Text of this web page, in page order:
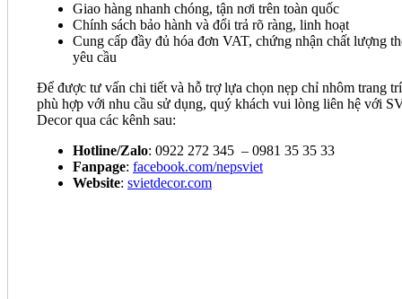
Giao hàng nhanh chóng, tận nơi trên toàn quốc
Chính sách bảo hành và đổi trả rõ ràng, linh hoạt
Cung cấp đầy đủ hóa đơn VAT, chứng nhận chất lượng
yêu cầu
Để được tư vấn chi tiết và hỗ trợ lựa chọn nẹp chỉ nhôm trang trí
phù hợp với nhu cầu sử dụng, quý khách vui lòng liên hệ với
Decor qua các kênh sau:
Hotline/Zalo: 0922 272 345 – 0981 35 35 33
Fanpage: facebook.com/nepsviet
Website: svietdecor.com